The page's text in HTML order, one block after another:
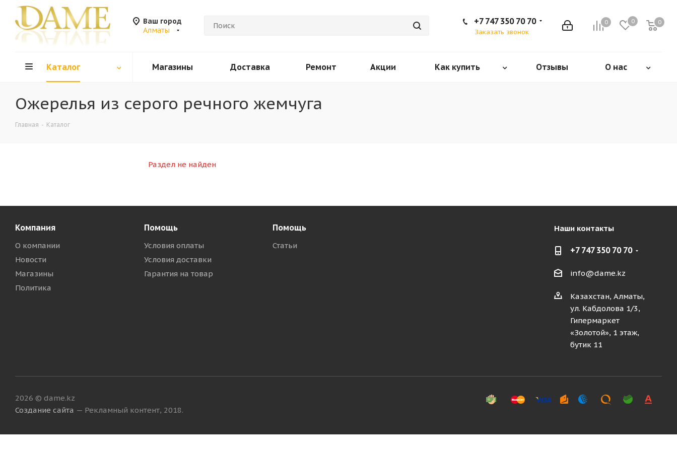
Ваш город
Алматы
0 0 0
+7 747 350 70 70
Заказать звонок
Каталог Магазины Доставка Ремонт Акции Как купить Отзывы О нас
Ожерелья из серого речного жемчуга
Главная - Каталог
Раздел не найден
Компания
О компании
Новости
Магазины
Политика
Помощь
Условия оплаты
Условия доставки
Гарантия на товар
Помощь
Статьи
Наши контакты
+7 747 350 70 70
info@dame.kz
Казахстан, Алматы,
ул. Кабдолова 1/3,
Гипермаркет
«Золотой», 1 этаж,
бутик 11
2026 © dame.kz
Создание сайта — Рекламный контент, 2018.